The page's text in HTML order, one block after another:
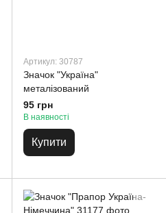
Артикул: 30787
Значок "Україна"
металізований
95 грн
В наявності
Купити